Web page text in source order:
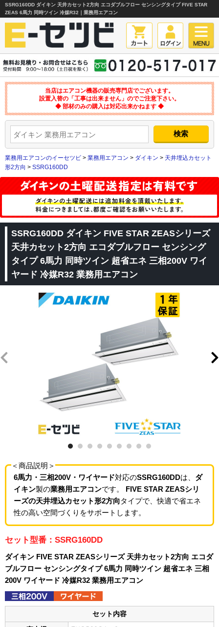
SSRG160DD ダイキン 天井カセット2方向 エコダブルフロー センシングタイプ FIVE STAR
ZEAS 6馬力 同時ツイン 冷媒R32｜業務用エアコン
当店はエアコン機器の販売専門店でございます。
設置入替の「工事は出来ません」のでご注意下さい。
◆ 部材のみの購入は対応出来かねます ◆
業務用エアコンのイーセツビ > 業務用エアコン > ダイキン > 天井埋込カセット
形2方向 > SSRG160DD
SSRG160DD ダイキン FIVE STAR ZEASシリーズ
天井カセット2方向 エコダブルフロー センシング
タイプ 6馬力 同時ツイン 超省エネ 三相200V ワイ
ヤード 冷媒R32 業務用エアコン
＜商品説明＞
6馬力・三相200V・ワイヤード対応のSSRG160DDは、 ダ
イキン製の業務用エアコンです。 FIVE STAR ZEASシリ
ーズの天井埋込カセット形2方向タイプで、快適で省エネ
性の高い空間づくりをサポートします。
セット型番：SSRG160DD
ダイキン FIVE STAR ZEASシリーズ 天井カセット2方向 エコダ
ブルフロー センシングタイプ 6馬力 同時ツイン 超省エネ 三相
200V ワイヤード 冷媒R32 業務用エアコン
セット内容